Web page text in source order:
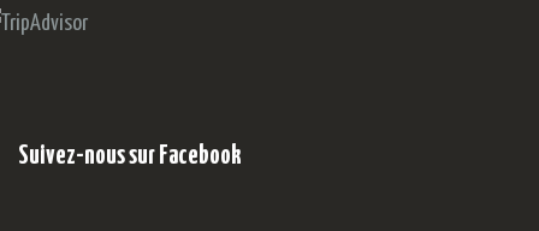
Suivez-nous sur Facebook